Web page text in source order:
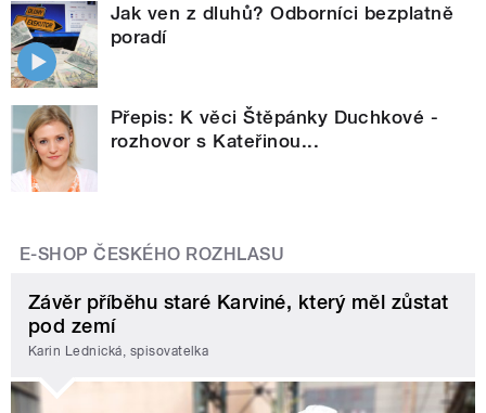
Jak ven z dluhů? Odborníci bezplatně
poradí
Přepis: K věci Štěpánky Duchkové -
rozhovor s Kateřinou...
E-SHOP ČESKÉHO ROZHLASU
Závěr příběhu staré Karviné, který měl zůstat
pod zemí
Karin Lednická, spisovatelka